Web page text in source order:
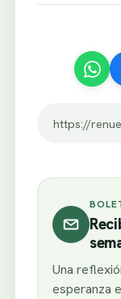
https://
Una
esperanza